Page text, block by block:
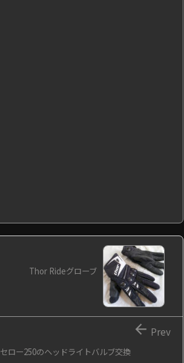
Thor Rideグローブ
セロー250のヘッドライトバルブ交換
 Prev